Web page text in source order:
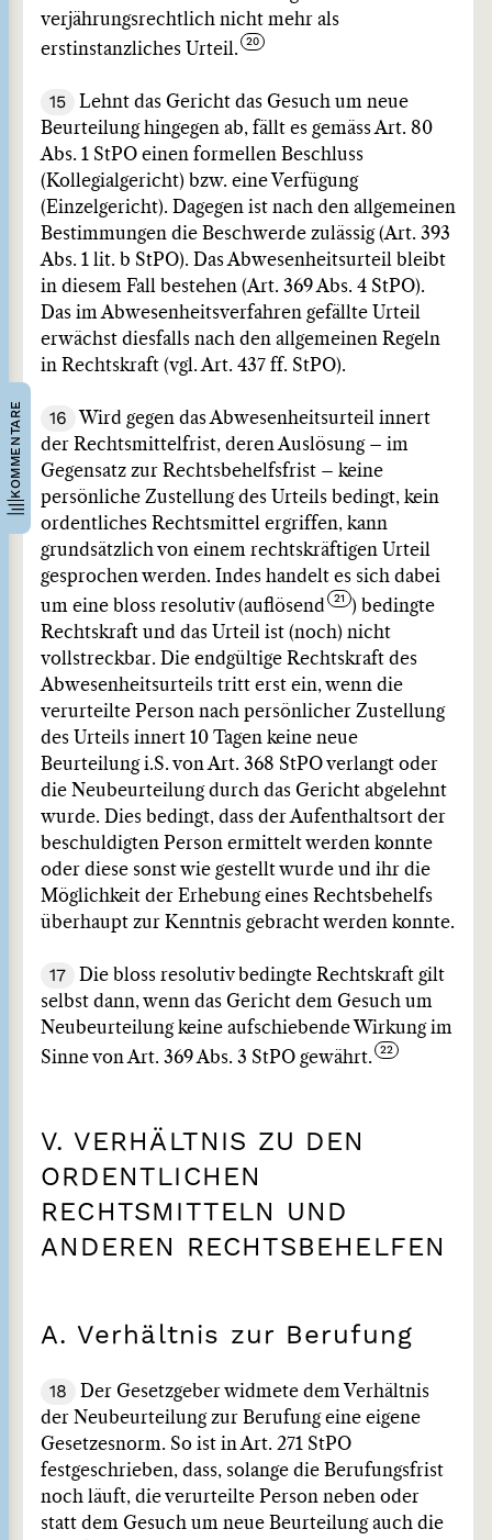
KOMMENTARE
verjährungsrechtlich nicht mehr als
erstinstanzliches Urteil.
15
Lehnt das Gericht das Gesuch um neue
Beurteilung hingegen ab, fällt es gemäss Art. 80
Abs. 1 StPO einen formellen Beschluss
(Kollegialgericht) bzw. eine Verfügung
(Einzelgericht). Dagegen ist nach den allgemeinen
Bestimmungen die Beschwerde zulässig (Art. 393
Abs. 1 lit. b StPO). Das Abwesenheitsurteil bleibt
in diesem Fall bestehen (Art. 369 Abs. 4 StPO).
Das im Abwesenheitsverfahren gefällte Urteil
erwächst diesfalls nach den allgemeinen Regeln
in Rechtskraft (vgl. Art. 437 ff. StPO).
16
Wird gegen das Abwesenheitsurteil innert
der Rechtsmittelfrist, deren Auslösung – im
Gegensatz zur Rechtsbehelfsfrist – keine
persönliche Zustellung des Urteils bedingt, kein
ordentliches Rechtsmittel ergriffen, kann
grundsätzlich von einem rechtskräftigen Urteil
gesprochen werden. Indes handelt es sich dabei
um eine bloss resolutiv (auflösend
) bedingte
Rechtskraft und das Urteil ist (noch) nicht
vollstreckbar. Die endgültige Rechtskraft des
Abwesenheitsurteils tritt erst ein, wenn die
verurteilte Person nach persönlicher Zustellung
des Urteils innert 10 Tagen keine neue
Beurteilung i.S. von Art. 368 StPO verlangt oder
die Neubeurteilung durch das Gericht abgelehnt
wurde. Dies bedingt, dass der Aufenthaltsort der
beschuldigten Person ermittelt werden konnte
oder diese sonst wie gestellt wurde und ihr die
Möglichkeit der Erhebung eines Rechtsbehelfs
überhaupt zur Kenntnis gebracht werden konnte.
17
Die bloss resolutiv bedingte Rechtskraft gilt
selbst dann, wenn das Gericht dem Gesuch um
Neubeurteilung keine aufschiebende Wirkung im
Sinne von Art. 369 Abs. 3 StPO gewährt.
V. VERHÄLTNIS ZU DEN
ORDENTLICHEN
RECHTSMITTELN UND
ANDEREN RECHTSBEHELFEN
A. Verhältnis zur Berufung
18
Der Gesetzgeber widmete dem Verhältnis
der Neubeurteilung zur Berufung eine eigene
Gesetzesnorm. So ist in Art. 271 StPO
festgeschrieben, dass, solange die Berufungsfrist
noch läuft, die verurteilte Person neben oder
statt dem Gesuch um neue Beurteilung auch die